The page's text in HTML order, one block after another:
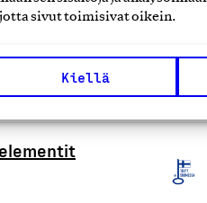
sivut toimisivat oikein.
Kiellä